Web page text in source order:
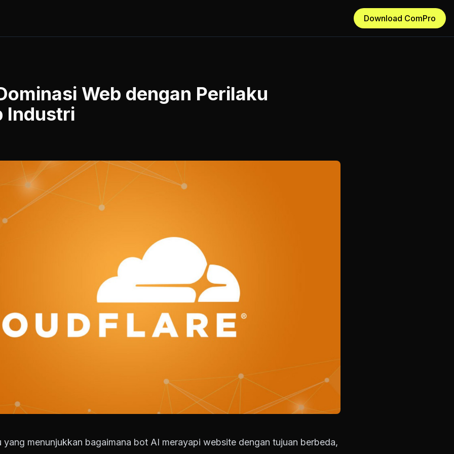
Download ComPro
Web dengan Perilaku
Industri
menunjukkan bagaimana bot AI merayapi website dengan tujuan berbeda,